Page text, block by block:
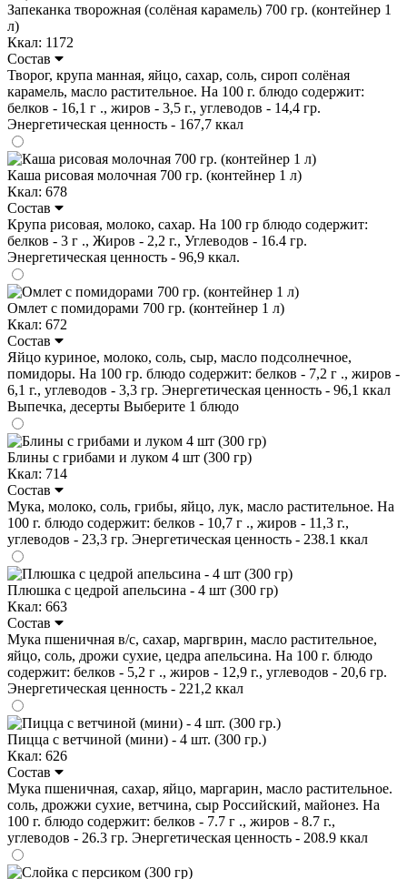
Запеканка творожная (солёная карамель) 700 гр. (контейнер 1
л)
Ккал: 1172
Состав
Творог, крупа манная, яйцо, сахар, соль, сироп солёная
карамель, масло растительное. На 100 г. блюдо содержит:
белков - 16,1 г ., жиров - 3,5 г., углеводов - 14,4 гр.
Энергетическая ценность - 167,7 ккал
Каша рисовая молочная 700 гр. (контейнер 1 л)
Ккал: 678
Состав
Крупа рисовая, молоко, сахар. На 100 гр блюдо содержит:
белков - 3 г ., Жиров - 2,2 г., Углеводов - 16.4 гр.
Энергетическая ценность - 96,9 ккал.
Омлет с помидорами 700 гр. (контейнер 1 л)
Ккал: 672
Состав
Яйцо куриное, молоко, соль, сыр, масло подсолнечное,
помидоры. На 100 гр. блюдо содержит: белков - 7,2 г ., жиров -
6,1 г., углеводов - 3,3 гр. Энергетическая ценность - 96,1 ккал
Выпечка, десерты Выберите 1 блюдо
Блины с грибами и луком 4 шт (300 гр)
Ккал: 714
Состав
Мука, молоко, соль, грибы, яйцо, лук, масло растительное. На
100 г. блюдо содержит: белков - 10,7 г ., жиров - 11,3 г.,
углеводов - 23,3 гр. Энергетическая ценность - 238.1 ккал
Плюшка с цедрой апельсина - 4 шт (300 гр)
Ккал: 663
Состав
Мука пшеничная в/с, сахар, маргврин, масло растительное,
яйцо, соль, дрожи сухие, цедра апельсина. На 100 г. блюдо
содержит: белков - 5,2 г ., жиров - 12,9 г., углеводов - 20,6 гр.
Энергетическая ценность - 221,2 ккал
Пицца с ветчиной (мини) - 4 шт. (300 гр.)
Ккал: 626
Состав
Мука пшеничная, сахар, яйцо, маргарин, масло растительное.
соль, дрожжи сухие, ветчина, сыр Российский, майонез. На
100 г. блюдо содержит: белков - 7.7 г ., жиров - 8.7 г.,
углеводов - 26.3 гр. Энергетическая ценность - 208.9 ккал